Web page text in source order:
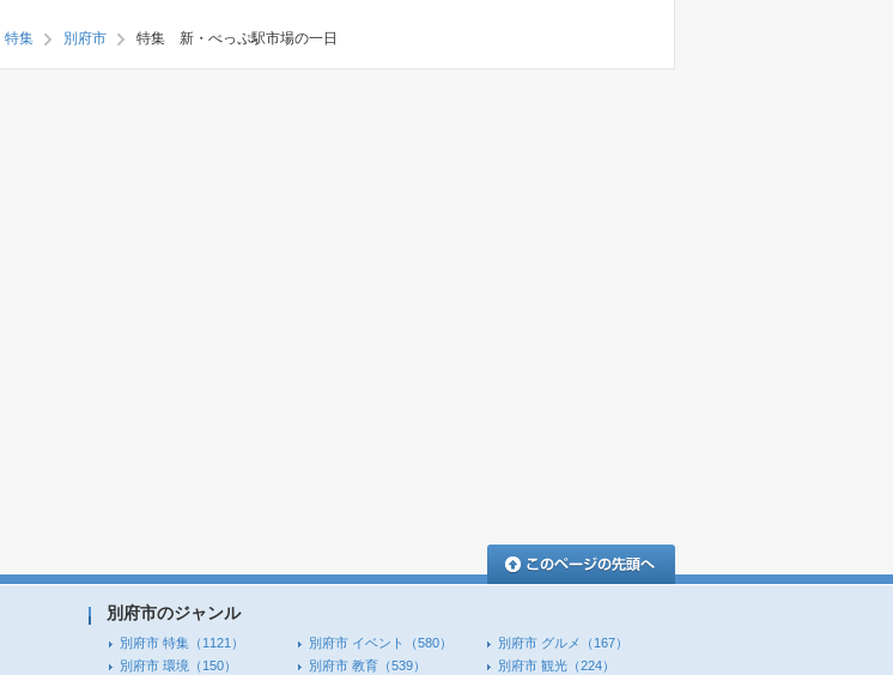
特集 別府市 特集 新・べっぷ駅市場の一日
別府市のジャンル
別府市 特集 （1121） 別府市 イベント （580） 別府市 グルメ
（167）
別府市 環境 （150） 別府市 教育 （539） 別府市 観光 （224）